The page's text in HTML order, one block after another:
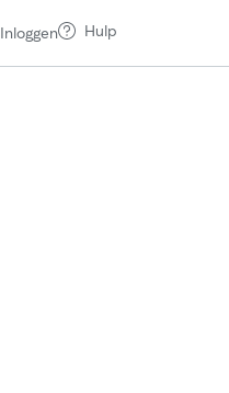
Inloggen Hulp